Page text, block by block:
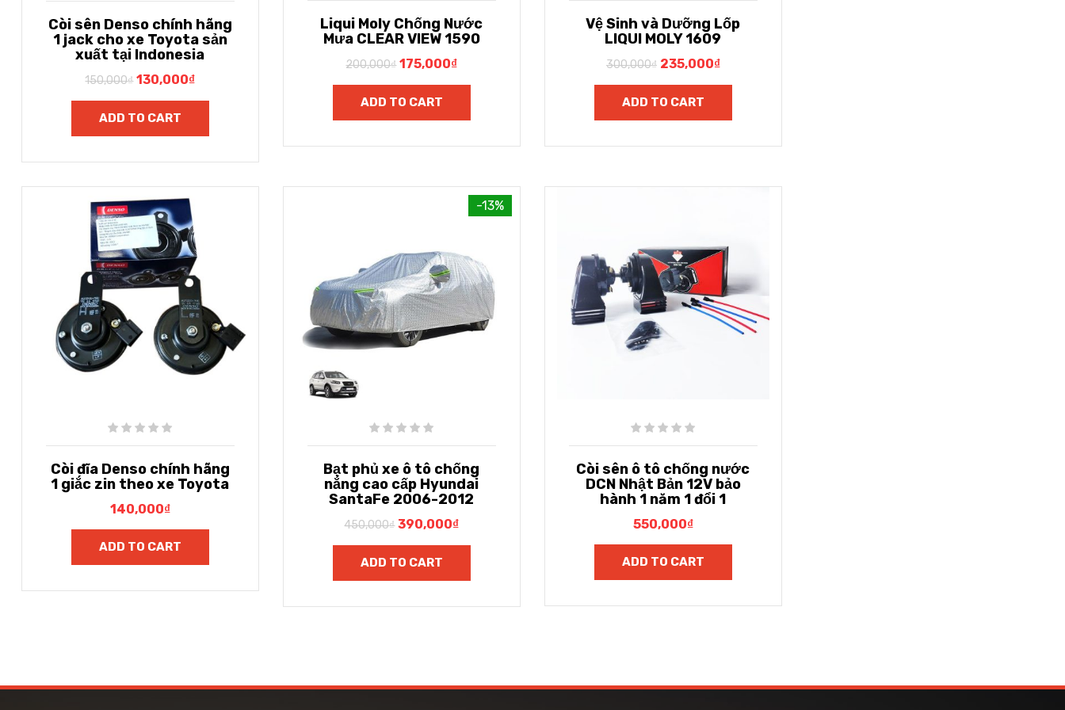
Còi sên Denso chính hãng
1 jack cho xe Toyota sản
xuất tại Indonesia
150,000₫ 130,000₫
ADD TO CART
Liqui Moly Chống Nước
Mưa CLEAR VIEW 1590
200,000₫ 175,000₫
ADD TO CART
Vệ Sinh và Dưỡng Lốp
LIQUI MOLY 1609
300,000₫ 235,000₫
ADD TO CART
Còi đĩa Denso chính hãng
1 giắc zin theo xe Toyota
140,000₫
ADD TO CART
-13%
Bạt phủ xe ô tô chống
nắng cao cấp Hyundai
SantaFe 2006-2012
450,000₫ 390,000₫
ADD TO CART
Còi sên ô tô chống nước
DCN Nhật Bản 12V bảo
hành 1 năm 1 đổi 1
550,000₫
ADD TO CART